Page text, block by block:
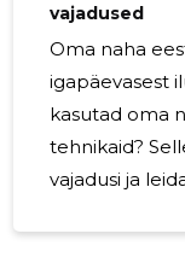
vajadused
Oma naha
igapäevasest
kasutad oma
tehnikaid?
vajadusi ja